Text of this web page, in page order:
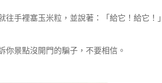
往手裡塞玉米粒，並說著：「給它！給它！
你景點沒開門的騙子，不要相信。